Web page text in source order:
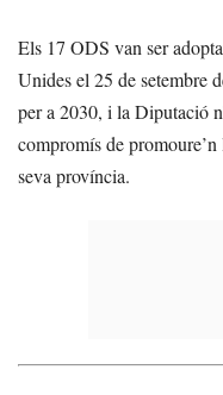
Els 17 ODS van ser
Unides el 25 de setembre
per a 2030, i la Diputació
compromís de
seva província.